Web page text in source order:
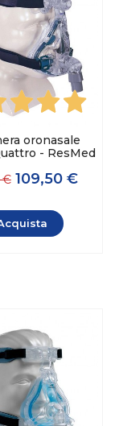
oronasale
- ResMed
€ 109,50 €